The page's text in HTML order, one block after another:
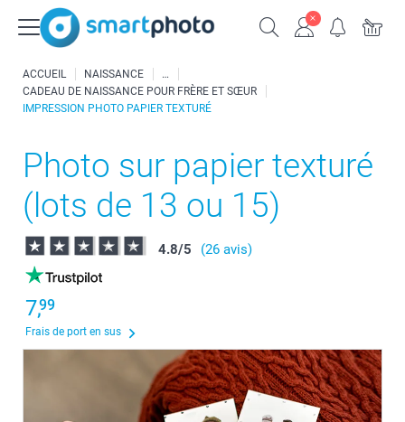
ACCUEIL
NAISSANCE
CADEAU DE NAISSANCE POUR FRÈRE ET SŒUR
IMPRESSION PHOTO PAPIER TEXTURÉ
Photo sur papier texturé
(lots de 13 ou 15)
4.8/5 (26 avis)
7,99
Frais de port en sus